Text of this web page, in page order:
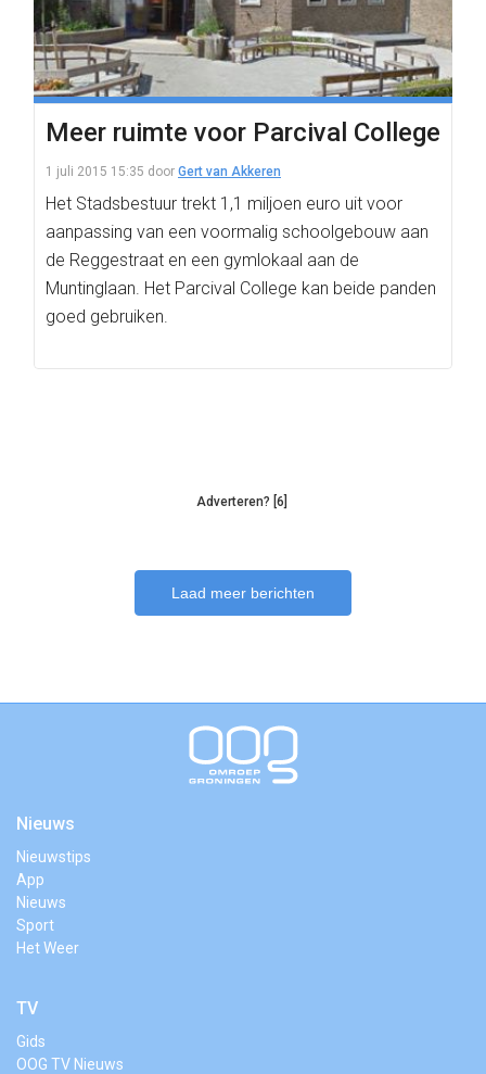
Meer ruimte voor Parcival College
1 juli 2015 15:35 door Gert van Akkeren
Het Stadsbestuur trekt 1,1 miljoen euro uit voor
aanpassing van een voormalig schoolgebouw aan
de Reggestraat en een gymlokaal aan de
Muntinglaan. Het Parcival College kan beide panden
goed gebruiken.
Adverteren? [6]
Laad meer berichten
Nieuws
Nieuwstips
App
Nieuws
Sport
Het Weer
TV
Gids
OOG TV Nieuws